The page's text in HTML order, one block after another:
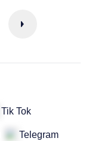
Tik Tok
Telegram